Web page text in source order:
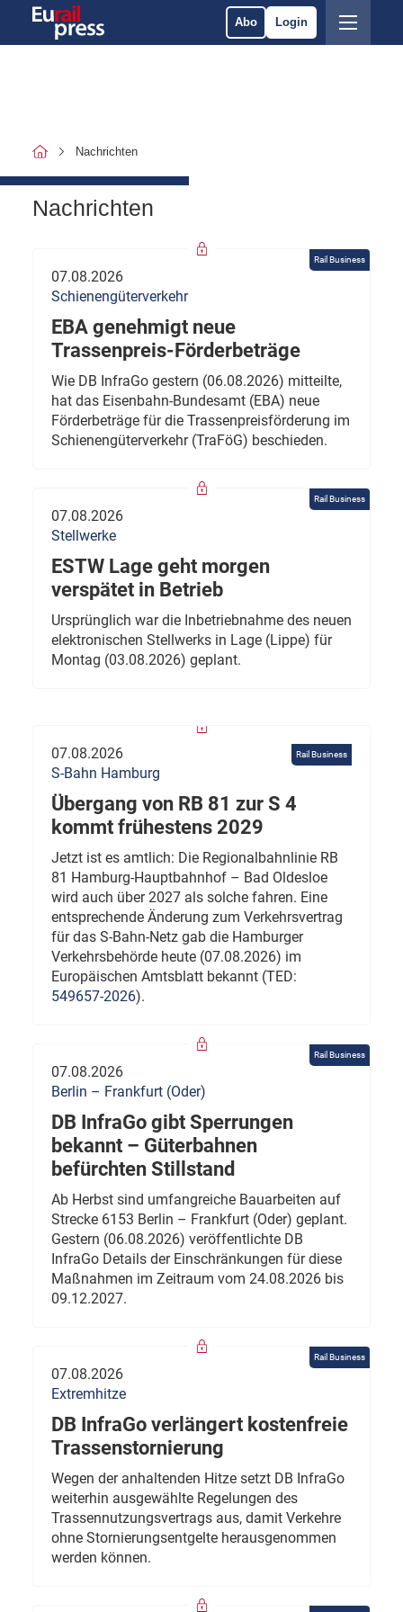
Abo Login
Nachrichten
Nachrichten
Rail Business
07.08.2026
Schienengüterverkehr
EBA genehmigt neue
Trassenpreis-Förderbeträge
Wie DB InfraGo gestern (06.08.2026) mitteilte,
hat das Eisenbahn-Bundesamt (EBA) neue
Förderbeträge für die Trassenpreisförderung im
Schienengüterverkehr (TraFöG) beschieden.
Rail Business
07.08.2026
Stellwerke
ESTW Lage geht morgen
verspätet in Betrieb
Ursprünglich war die Inbetriebnahme des neuen
elektronischen Stellwerks in Lage (Lippe) für
Montag (03.08.2026) geplant.
Rail Business
07.08.2026
S-Bahn Hamburg
Übergang von RB 81 zur S 4
kommt frühestens 2029
Jetzt ist es amtlich: Die Regionalbahnlinie RB
81 Hamburg-Hauptbahnhof – Bad Oldesloe
wird auch über 2027 als solche fahren. Eine
entsprechende Änderung zum Verkehrsvertrag
für das S-Bahn-Netz gab die Hamburger
Verkehrsbehörde heute (07.08.2026) im
Europäischen Amtsblatt bekannt (TED:
549657-2026).
Rail Business
07.08.2026
Berlin – Frankfurt (Oder)
DB InfraGo gibt Sperrungen
bekannt – Güterbahnen
befürchten Stillstand
Ab Herbst sind umfangreiche Bauarbeiten auf
Strecke 6153 Berlin – Frankfurt (Oder) geplant.
Gestern (06.08.2026) veröffentlichte DB
InfraGo Details der Einschränkungen für diese
Maßnahmen im Zeitraum vom 24.08.2026 bis
09.12.2027.
Rail Business
07.08.2026
Extremhitze
DB InfraGo verlängert kostenfreie
Trassenstornierung
Wegen der anhaltenden Hitze setzt DB InfraGo
weiterhin ausgewählte Regelungen des
Trassennutzungsvertrags aus, damit Verkehre
ohne Stornierungsentgelte herausgenommen
werden können.